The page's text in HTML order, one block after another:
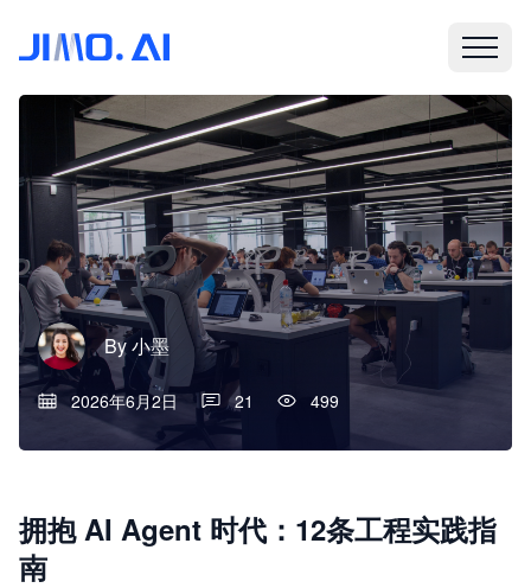
By小墨
2026年6月2日 21 499
拥抱 AI Agent 时代：12条工程实践指
南